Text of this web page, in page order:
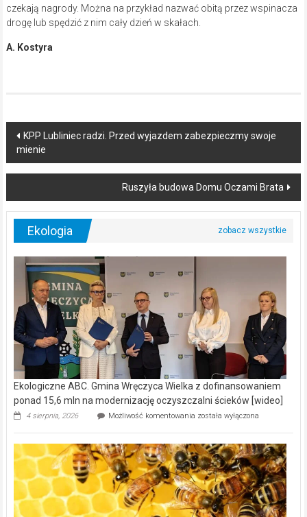
czekają nagrody. Można na przykład nazwać obitą przez wspinacza
drogę lub spędzić z nim cały dzień w skałach.
A. Kostyra
Post
navigation
KPP Lubliniec radzi. Przed wyjazdem zabezpieczmy swoje
mienie
Ruszyła budowa Domu Oczami Brata
Ekologia
Ekologiczne ABC. Gmina Wręczyca Wielka z dofinansowaniem
ponad 15,6 mln na modernizację oczyszczalni ścieków [wideo]
4 sierpnia, 2026 Możliwość komentowania Ekologiczne
Wręczyca
Wielka
z
dofinansowaniem
ponad
15,6
mln
została wyłączona